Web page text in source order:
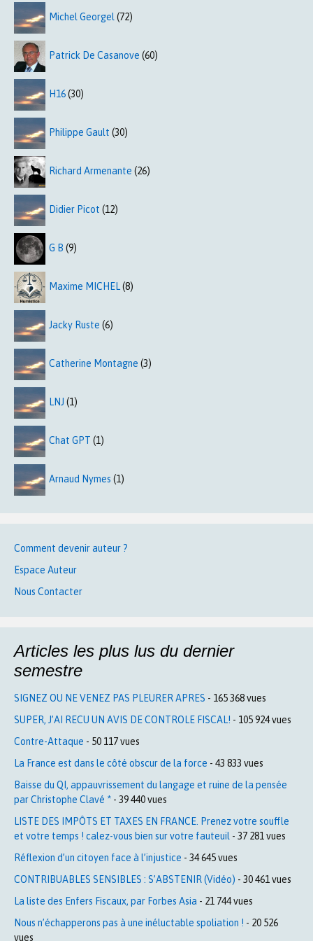
Michel Georgel (72)
Patrick De Casanove (60)
H16(30)
Philippe Gault (30)
Richard Armenante (26)
Didier Picot (12)
G B (9)
Maxime MICHEL(8)
Jacky Ruste (6)
Catherine Montagne (3)
LNJ (1)
Chat GPT (1)
Arnaud Nymes (1)
Comment devenir auteur ?
Espace Auteur
Nous Contacter
Articles les plus lus du dernier
semestre
SIGNEZ OU NE VENEZ PAS PLEURER APRES - 165 368 vues
SUPER, J’AI RECU UN AVIS DE CONTROLE FISCAL! - 105 924 vues
Contre-Attaque - 50 117 vues
La France est dans le côté obscur de la force - 43 833 vues
Baisse du QI, appauvrissement du langage et ruine de la pensée
par Christophe Clavé * - 39 440 vues
LISTE DES IMPÔTS ET TAXES EN FRANCE. Prenez votre souffle
et votre temps ! calez-vous bien sur votre fauteuil - 37 281 vues
Réflexion d’un citoyen face à l’injustice - 34 645 vues
CONTRIBUABLES SENSIBLES : S’ABSTENIR (Vidéo) - 30 461 vues
La liste des Enfers Fiscaux, par Forbes Asia - 21 744 vues
Nous n’échapperons pas à une inéluctable spoliation ! - 20 526
vues